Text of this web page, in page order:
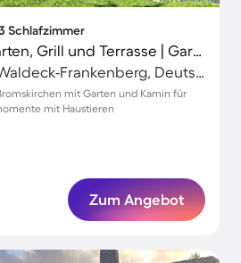
Schlafzimmer
Ferienhaus mit Garten, Grill und Terrasse | Gartenblick | Ideal für Homeoffice
Bromskirchen, Waldeck-Frankenberg, Deutschland
mit Garten und Kamin für
mit Haustieren
Zum Angebot